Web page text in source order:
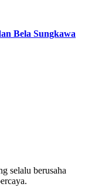
Bela Sungkawa
selalu berusaha